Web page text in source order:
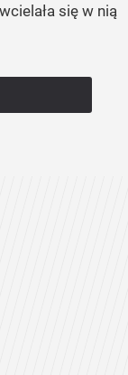
się w nią